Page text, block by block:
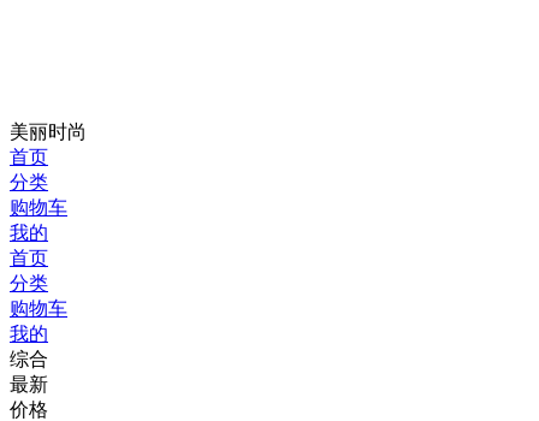
美丽时尚
首页
分类
购物车
我的
首页
分类
购物车
我的
综合
最新
价格